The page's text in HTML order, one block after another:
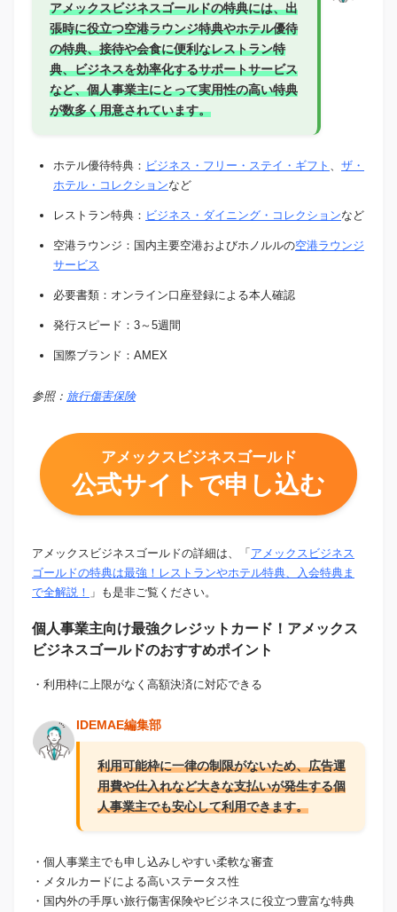
アメックスビジネスゴールドの特典には、出
張時に役立つ空港ラウンジ特典やホテル優待
の特典、接待や会食に便利なレストラン特
典、ビジネスを効率化するサポートサービス
など、個人事業主にとって実用性の高い特典
が数多く用意されています。
ホテル優待特典： ビジネス・フリー・ステイ・ギフト 、 ザ・
ホテル・コレクションなど
レストラン特典： ビジネス・ダイニング・コレクションなど
空港ラウンジ：国内主要空港およびホノルルの空港ラウンジ
サービス
必要書類：オンライン口座登録による本人確認
発行スピード：3～5週間
国際ブランド：AMEX
参照： 旅行傷害保険
アメックスビジネスゴールド
公式サイトで申し込む
アメックスビジネスゴールドの詳細は、「 アメックスビジネス
ゴールドの特典は最強！レストランやホテル特典、入会特典ま
で全解説！ 」も是非ご覧ください。
個人事業主向け最強クレジットカード！アメックス
ビジネスゴールドのおすすめポイント
・利用枠に上限がなく高額決済に対応できる
IDEMAE編集部
利用可能枠に一律の制限がないため、広告運
用費や仕入れなど大きな支払いが発生する個
人事業主でも安心して利用できます。
・個人事業主でも申し込みしやすい柔軟な審査
・メタルカードによる高いステータス性
・国内外の手厚い旅行傷害保険やビジネスに役立つ豊富な特典